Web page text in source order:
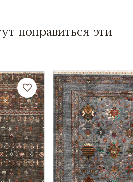
понравиться эти